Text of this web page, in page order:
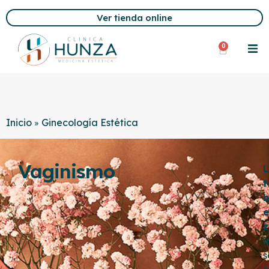
Ver tienda online
0
Inicio » Ginecología Estética
Vaginismo